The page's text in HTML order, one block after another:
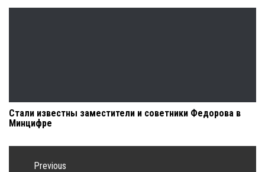
Стали известны заместители и советники Федорова в
Минцифре
Навигация
Previous